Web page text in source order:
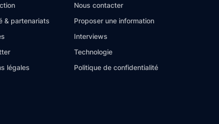
Nous contacter
& partenariats
Proposer une information
Interviews
Technologie
légales
Politique de confidentialité